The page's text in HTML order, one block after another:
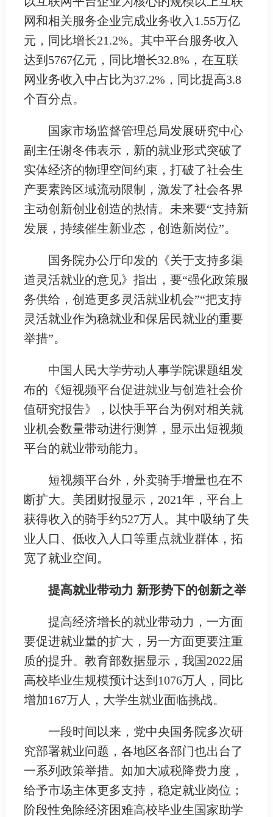
网和相关服务企业完成业务收入1.55万亿
元，同比增长21.2%。其中平台服务收入
达到5767亿元，同比增长32.8%，在互联
网业务收入中占比为37.2%，同比提高3.8
个百分点。
国家市场监督管理总局发展研究中心
副主任谢冬伟表示，新的就业形式突破了
实体经济的物理空间约束，打破了社会生
产要素跨区域流动限制，激发了社会各界
主动创新创业创造的热情。未来要“支持新
发展，持续催生新业态，创造新岗位”。
国务院办公厅印发的《关于支持多渠
道灵活就业的意见》指出，要“强化政策服
务供给，创造更多灵活就业机会”“把支持
灵活就业作为稳就业和保居民就业的重要
举措”。
中国人民大学劳动人事学院课题组发
布的《短视频平台促进就业与创造社会价
值研究报告》，以快手平台为例对相关就
业机会数量带动进行测算，显示出短视频
平台的就业带动能力。
短视频平台外，外卖骑手增量也在不
断扩大。美团财报显示，2021年，平台上
获得收入的骑手约527万人。其中吸纳了失
业人口、低收入人口等重点就业群体，拓
宽了就业空间。
提高就业带动力 新形势下的创新之举
提高经济增长的就业带动力，一方面
要促进就业量的扩大，另一方面更要注重
质的提升。教育部数据显示，我国2022届
高校毕业生规模预计达到1076万人，同比
增加167万人，大学生就业面临挑战。
一段时间以来，党中央国务院多次研
究部署就业问题，各地区各部门也出台了
一系列政策举措。如加大减税降费力度，
给予市场主体更多支持，稳定就业岗位；
阶段性免除经济困难高校毕业生国家助学